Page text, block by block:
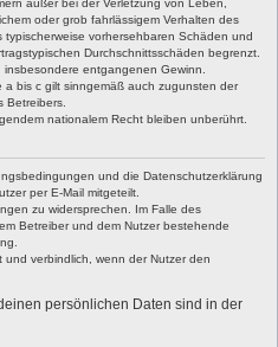
außer bei der Verletzung von Leben,
oder grob fahrlässigem Verhalten des
vorhersehbaren Schäden und
Durchschnittsschäden begrenzt.
entgangenen Gewinn.
bis c gilt sinngemäß auch zugunsten der
Betreibers.
nationalem Recht bleiben unberührt.
und die Datenschutzerklärung
per E-Mail mitgeteilt.
zu widersprechen. Im Falle des
Betreiber und dem Nutzer bestehende
verbindlich, wenn der Nutzer den
persönlichen Daten sind in der